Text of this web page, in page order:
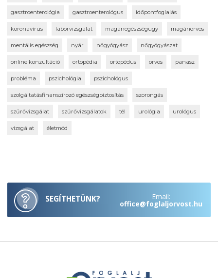
gasztroenterológia gasztroenterológus időpontfoglalás
koronavírus laborvizsgálat magánegészségügy magánorvos
mentális egészség nyár nőgyógyász nőgyógyászat
online konzultáció ortopédia ortopédus orvos panasz
probléma pszichológia pszichológus
szolgáltatásfinanszírozó egészségbiztosítás szorongás
szűrővizsgálat szűrővizsgálatok tél urológia urológus
vizsgálat életmód
SEGÍTHETÜNK? Email:
office@foglaljorvost.hu